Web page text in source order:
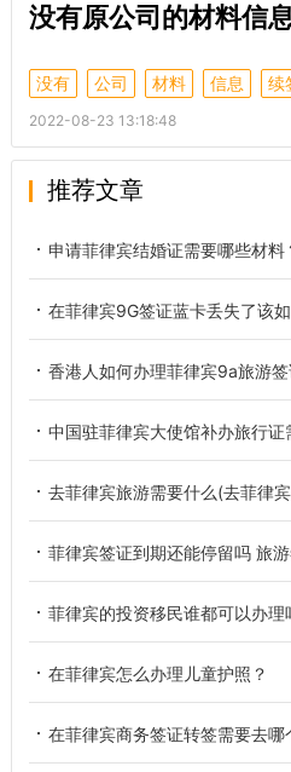
没有 公司 材料 信息 续
2022-08-23 13:18:48
推荐文章
申请菲律宾结婚证需要哪些材料？缺
在菲律宾9G签证蓝卡丢失了该
香港人如何办理菲律宾9a旅游签
中国驻菲律宾大使馆补办旅行证
去菲律宾旅游需要什么(去菲律
菲律宾签证到期还能停留吗 旅
菲律宾的投资移民谁都可以办理
在菲律宾怎么办理儿童护照？
在菲律宾商务签证转签需要去哪